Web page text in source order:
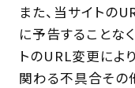
また、当サイトの
に予告することな
トのURL変更によ
関わる不具合その